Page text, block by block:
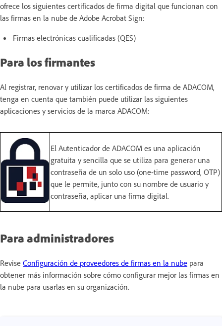
ofrece los siguientes certificados de firma digital que funcionan con
las firmas en la nube de Adobe Acrobat Sign:
Firmas electrónicas cualificadas (QES)
Para los firmantes
Al registrar, renovar y utilizar los certificados de firma de ADACOM,
tenga en cuenta que también puede utilizar las siguientes
aplicaciones y servicios de la marca ADACOM:
El Autenticador de ADACOM es una aplicación
gratuita y sencilla que se utiliza para generar una
contraseña de un solo uso (one-time password, OTP)
que le permite, junto con su nombre de usuario y
contraseña, aplicar una firma digital.
Para administradores
Revise Configuración de proveedores de firmas en la nube para
obtener más información sobre cómo configurar mejor las firmas en
la nube para usarlas en su organización.